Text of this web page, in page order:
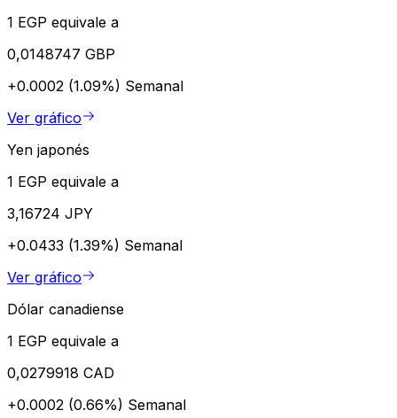
1 EGP equivale a
0,0148747 GBP
+0.0002 (1.09%) Semanal
Ver gráfico
Yen japonés
1 EGP equivale a
3,16724 JPY
+0.0433 (1.39%) Semanal
Ver gráfico
Dólar canadiense
1 EGP equivale a
0,0279918 CAD
+0.0002 (0.66%) Semanal